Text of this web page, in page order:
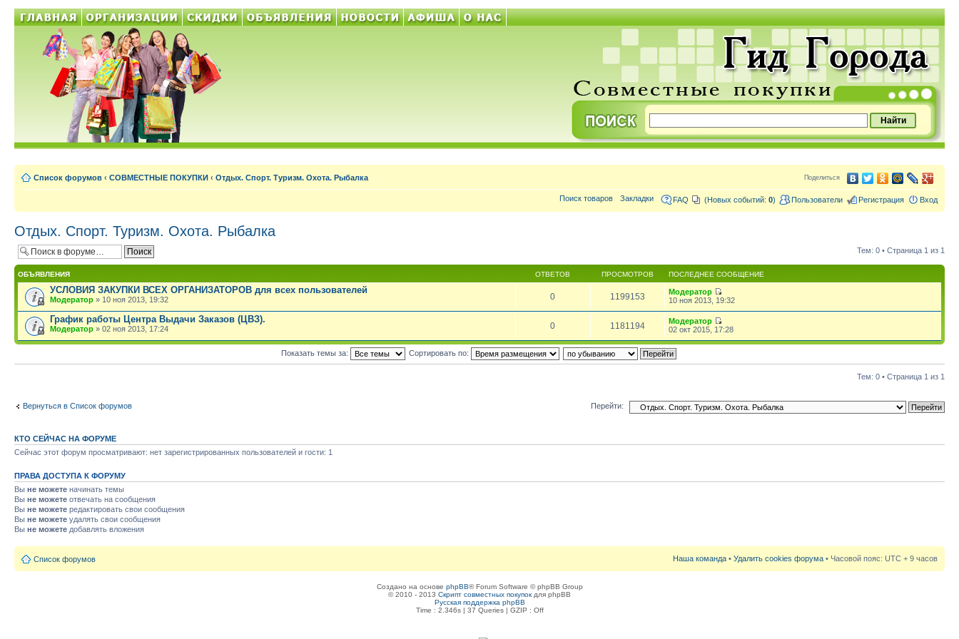
Список форумов ‹ СОВМЕСТНЫЕ ПОКУПКИ ‹ Отдых. Спорт. Туризм. Охота. Рыбалка Поделиться
FAQ (Новых событий: 0) Пользователи Регистрация Вход
Поиск товаров Закладки
Отдых. Спорт. Туризм. Охота. Рыбалка
Тем: 0 • Страница 1 из 1
ОБЪЯВЛЕНИЯ ОТВЕТОВ ПРОСМОТРОВ ПОСЛЕДНЕЕ СООБЩЕНИЕ
УСЛОВИЯ ЗАКУПКИ ВСЕХ ОРГАНИЗАТОРОВ для всех пользователей
Модератор » 10 ноя 2013, 19:32 0 1199153
Модератор
10 ноя 2013, 19:32
График работы Центра Выдачи Заказов (ЦВЗ).
Модератор » 02 ноя 2013, 17:24 0 1181194
Модератор
02 окт 2015, 17:28
Показать темы за: Сортировать по:
Тем: 0 • Страница 1 из 1
Вернуться в Список форумов Перейти:
КТО СЕЙЧАС НА ФОРУМЕ
Сейчас этот форум просматривают: нет зарегистрированных пользователей и гости: 1
ПРАВА ДОСТУПА К ФОРУМУ
Вы не можете начинать темы
Вы не можете отвечать на сообщения
Вы не можете редактировать свои сообщения
Вы не можете удалять свои сообщения
Вы не можете добавлять вложения
Список форумов Наша команда • Удалить cookies форума • Часовой пояс: UTC + 9 часов
Создано на основе phpBB® Forum Software © phpBB Group
© 2010 - 2013 Скрипт совместных покупок для phpBB
Русская поддержка phpBB
Time : 2.346s | 37 Queries | GZIP : Off